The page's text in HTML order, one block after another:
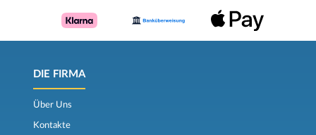
DIE FIRMA
Über Uns
Kontakte